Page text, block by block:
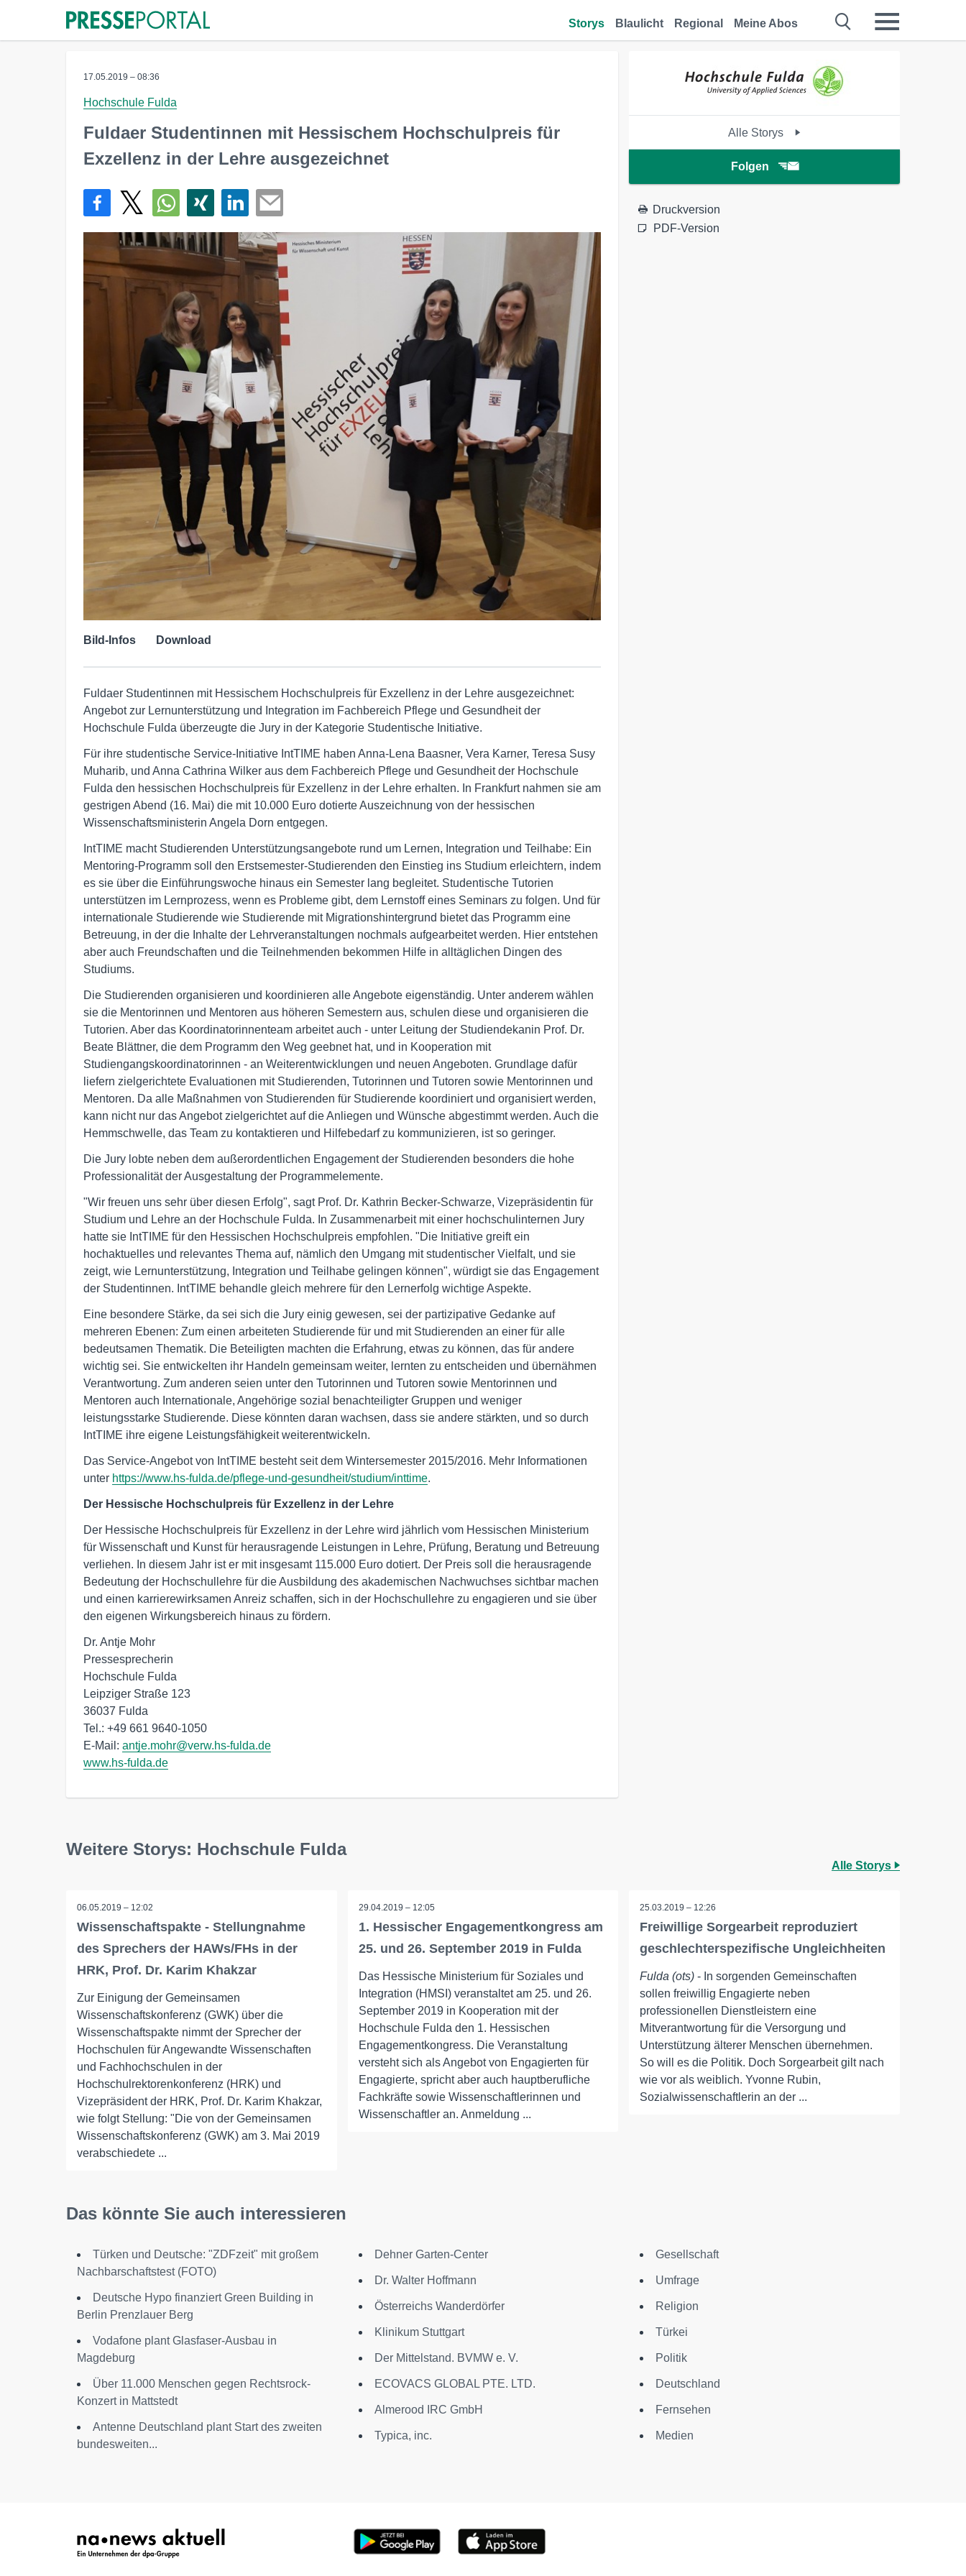
Storys Blaulicht Regional Meine Abos
17.05.2019 – 08:36
Hochschule Fulda
Fuldaer Studentinnen mit Hessischem Hochschulpreis für
Exzellenz in der Lehre ausgezeichnet
Bild-Infos Download
Fuldaer Studentinnen mit Hessischem Hochschulpreis für Exzellenz in der Lehre ausgezeichnet:
Angebot zur Lernunterstützung und Integration im Fachbereich Pflege und Gesundheit der
Hochschule Fulda überzeugte die Jury in der Kategorie Studentische Initiative.
Für ihre studentische Service-Initiative IntTIME haben Anna-Lena Baasner, Vera Karner, Teresa Susy
Muharib, und Anna Cathrina Wilker aus dem Fachbereich Pflege und Gesundheit der Hochschule
Fulda den hessischen Hochschulpreis für Exzellenz in der Lehre erhalten. In Frankfurt nahmen sie am
gestrigen Abend (16. Mai) die mit 10.000 Euro dotierte Auszeichnung von der hessischen
Wissenschaftsministerin Angela Dorn entgegen.
IntTIME macht Studierenden Unterstützungsangebote rund um Lernen, Integration und Teilhabe: Ein
Mentoring-Programm soll den Erstsemester-Studierenden den Einstieg ins Studium erleichtern, indem
es sie über die Einführungswoche hinaus ein Semester lang begleitet. Studentische Tutorien
unterstützen im Lernprozess, wenn es Probleme gibt, dem Lernstoff eines Seminars zu folgen. Und für
internationale Studierende wie Studierende mit Migrationshintergrund bietet das Programm eine
Betreuung, in der die Inhalte der Lehrveranstaltungen nochmals aufgearbeitet werden. Hier entstehen
aber auch Freundschaften und die Teilnehmenden bekommen Hilfe in alltäglichen Dingen des
Studiums.
Die Studierenden organisieren und koordinieren alle Angebote eigenständig. Unter anderem wählen
sie die Mentorinnen und Mentoren aus höheren Semestern aus, schulen diese und organisieren die
Tutorien. Aber das Koordinatorinnenteam arbeitet auch - unter Leitung der Studiendekanin Prof. Dr.
Beate Blättner, die dem Programm den Weg geebnet hat, und in Kooperation mit
Studiengangskoordinatorinnen - an Weiterentwicklungen und neuen Angeboten. Grundlage dafür
liefern zielgerichtete Evaluationen mit Studierenden, Tutorinnen und Tutoren sowie Mentorinnen und
Mentoren. Da alle Maßnahmen von Studierenden für Studierende koordiniert und organisiert werden,
kann nicht nur das Angebot zielgerichtet auf die Anliegen und Wünsche abgestimmt werden. Auch die
Hemmschwelle, das Team zu kontaktieren und Hilfebedarf zu kommunizieren, ist so geringer.
Die Jury lobte neben dem außerordentlichen Engagement der Studierenden besonders die hohe
Professionalität der Ausgestaltung der Programmelemente.
"Wir freuen uns sehr über diesen Erfolg", sagt Prof. Dr. Kathrin Becker-Schwarze, Vizepräsidentin für
Studium und Lehre an der Hochschule Fulda. In Zusammenarbeit mit einer hochschulinternen Jury
hatte sie IntTIME für den Hessischen Hochschulpreis empfohlen. "Die Initiative greift ein
hochaktuelles und relevantes Thema auf, nämlich den Umgang mit studentischer Vielfalt, und sie
zeigt, wie Lernunterstützung, Integration und Teilhabe gelingen können", würdigt sie das Engagement
der Studentinnen. IntTIME behandle gleich mehrere für den Lernerfolg wichtige Aspekte.
Eine besondere Stärke, da sei sich die Jury einig gewesen, sei der partizipative Gedanke auf
mehreren Ebenen: Zum einen arbeiteten Studierende für und mit Studierenden an einer für alle
bedeutsamen Thematik. Die Beteiligten machten die Erfahrung, etwas zu können, das für andere
wichtig sei. Sie entwickelten ihr Handeln gemeinsam weiter, lernten zu entscheiden und übernähmen
Verantwortung. Zum anderen seien unter den Tutorinnen und Tutoren sowie Mentorinnen und
Mentoren auch Internationale, Angehörige sozial benachteiligter Gruppen und weniger
leistungsstarke Studierende. Diese könnten daran wachsen, dass sie andere stärkten, und so durch
IntTIME ihre eigene Leistungsfähigkeit weiterentwickeln.
Das Service-Angebot von IntTIME besteht seit dem Wintersemester 2015/2016. Mehr Informationen
unter https://www.hs-fulda.de/pflege-und-gesundheit/studium/inttime.
Der Hessische Hochschulpreis für Exzellenz in der Lehre
Der Hessische Hochschulpreis für Exzellenz in der Lehre wird jährlich vom Hessischen Ministerium
für Wissenschaft und Kunst für herausragende Leistungen in Lehre, Prüfung, Beratung und Betreuung
verliehen. In diesem Jahr ist er mit insgesamt 115.000 Euro dotiert. Der Preis soll die herausragende
Bedeutung der Hochschullehre für die Ausbildung des akademischen Nachwuchses sichtbar machen
und einen karrierewirksamen Anreiz schaffen, sich in der Hochschullehre zu engagieren und sie über
den eigenen Wirkungsbereich hinaus zu fördern.
Dr. Antje Mohr
Pressesprecherin
Hochschule Fulda
Leipziger Straße 123
36037 Fulda
Tel.: +49 661 9640-1050
E-Mail: antje.mohr@verw.hs-fulda.de
www.hs-fulda.de
Alle Storys
Folgen
Druckversion
PDF-Version
Weitere Storys: Hochschule Fulda
Alle Storys
06.05.2019 – 12:02
Wissenschaftspakte - Stellungnahme
des Sprechers der HAWs/FHs in der
HRK, Prof. Dr. Karim Khakzar
Zur Einigung der Gemeinsamen
Wissenschaftskonferenz (GWK) über die
Wissenschaftspakte nimmt der Sprecher der
Hochschulen für Angewandte Wissenschaften
und Fachhochschulen in der
Hochschulrektorenkonferenz (HRK) und
Vizepräsident der HRK, Prof. Dr. Karim Khakzar,
wie folgt Stellung: "Die von der Gemeinsamen
Wissenschaftskonferenz (GWK) am 3. Mai 2019
verabschiedete ...
29.04.2019 – 12:05
1. Hessischer Engagementkongress am
25. und 26. September 2019 in Fulda
Das Hessische Ministerium für Soziales und
Integration (HMSI) veranstaltet am 25. und 26.
September 2019 in Kooperation mit der
Hochschule Fulda den 1. Hessischen
Engagementkongress. Die Veranstaltung
versteht sich als Angebot von Engagierten für
Engagierte, spricht aber auch hauptberufliche
Fachkräfte sowie Wissenschaftlerinnen und
Wissenschaftler an. Anmeldung ...
25.03.2019 – 12:26
Freiwillige Sorgearbeit reproduziert
geschlechterspezifische Ungleichheiten
Fulda (ots) - In sorgenden Gemeinschaften
sollen freiwillig Engagierte neben
professionellen Dienstleistern eine
Mitverantwortung für die Versorgung und
Unterstützung älterer Menschen übernehmen.
So will es die Politik. Doch Sorgearbeit gilt nach
wie vor als weiblich. Yvonne Rubin,
Sozialwissenschaftlerin an der ...
Das könnte Sie auch interessieren
Türken und Deutsche: "ZDFzeit" mit großem
Nachbarschaftstest (FOTO)
Deutsche Hypo finanziert Green Building in
Berlin Prenzlauer Berg
Vodafone plant Glasfaser-Ausbau in
Magdeburg
Über 11.000 Menschen gegen Rechtsrock-
Konzert in Mattstedt
Antenne Deutschland plant Start des zweiten
bundesweiten...
Dehner Garten-Center
Dr. Walter Hoffmann
Österreichs Wanderdörfer
Klinikum Stuttgart
Der Mittelstand. BVMW e. V.
ECOVACS GLOBAL PTE. LTD.
Almerood IRC GmbH
Typica, inc.
Gesellschaft
Umfrage
Religion
Türkei
Politik
Deutschland
Fernsehen
Medien